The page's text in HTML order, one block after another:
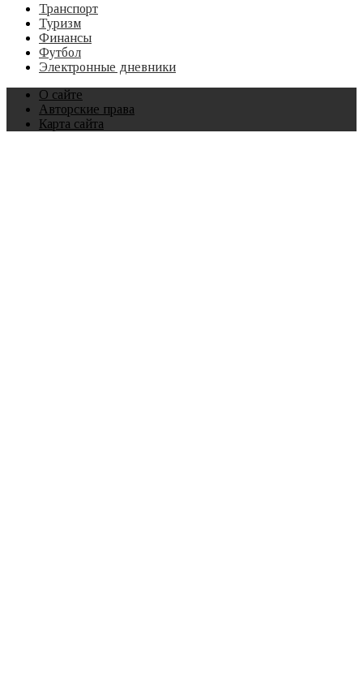
Транспорт
Туризм
Финансы
Футбол
Электронные дневники
О сайте
Авторские права
Карта сайта